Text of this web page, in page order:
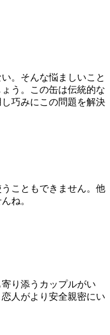
。そんな悩ましいこと
う。この缶は伝統的な
巧みにこの問題を解決
こともできません。他
ね。
り添うカップルがい
人がより安全親密にい